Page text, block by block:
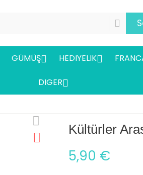
GÜMÜŞ HEDIYELIK
DIGER
Kültürler
5,90 €